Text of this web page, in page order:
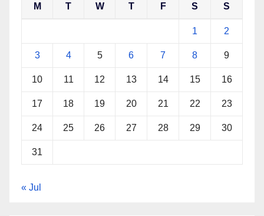
M T W T F S S
1 2
3 4 5 6 7 8 9
10 11 12 13 14 15 16
17 18 19 20 21 22 23
24 25 26 27 28 29 30
31
« Jul